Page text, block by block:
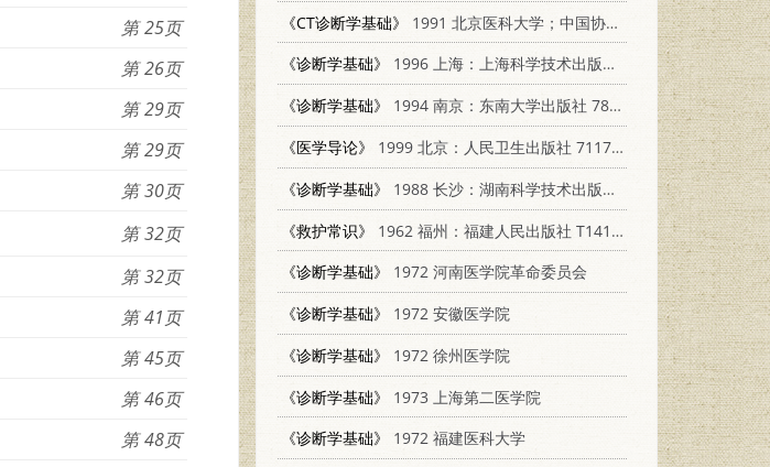
25
26
29
29
30
32
32
41
45
46
48
《CT诊断学基础》
1991 北京医科大学；中国协和医科大学联合出版社 7810340689
《诊断学基础》
1996 上海：上海科学技术出版社 7532341038
《诊断学基础》
1994 南京：东南大学出版社 7810238647
《医学导论》
1999 北京：人民卫生出版社 7117033185
《诊断学基础》
1988 长沙：湖南科学技术出版社 7535703666
《救护常识》
1962 福州：福建人民出版社 T1410454
《诊断学基础》
1972 河南医学院革命委员会
《诊断学基础》
1972 安徽医学院
《诊断学基础》
1972 徐州医学院
《诊断学基础》
1973 上海第二医学院
《诊断学基础》
1972 福建医科大学